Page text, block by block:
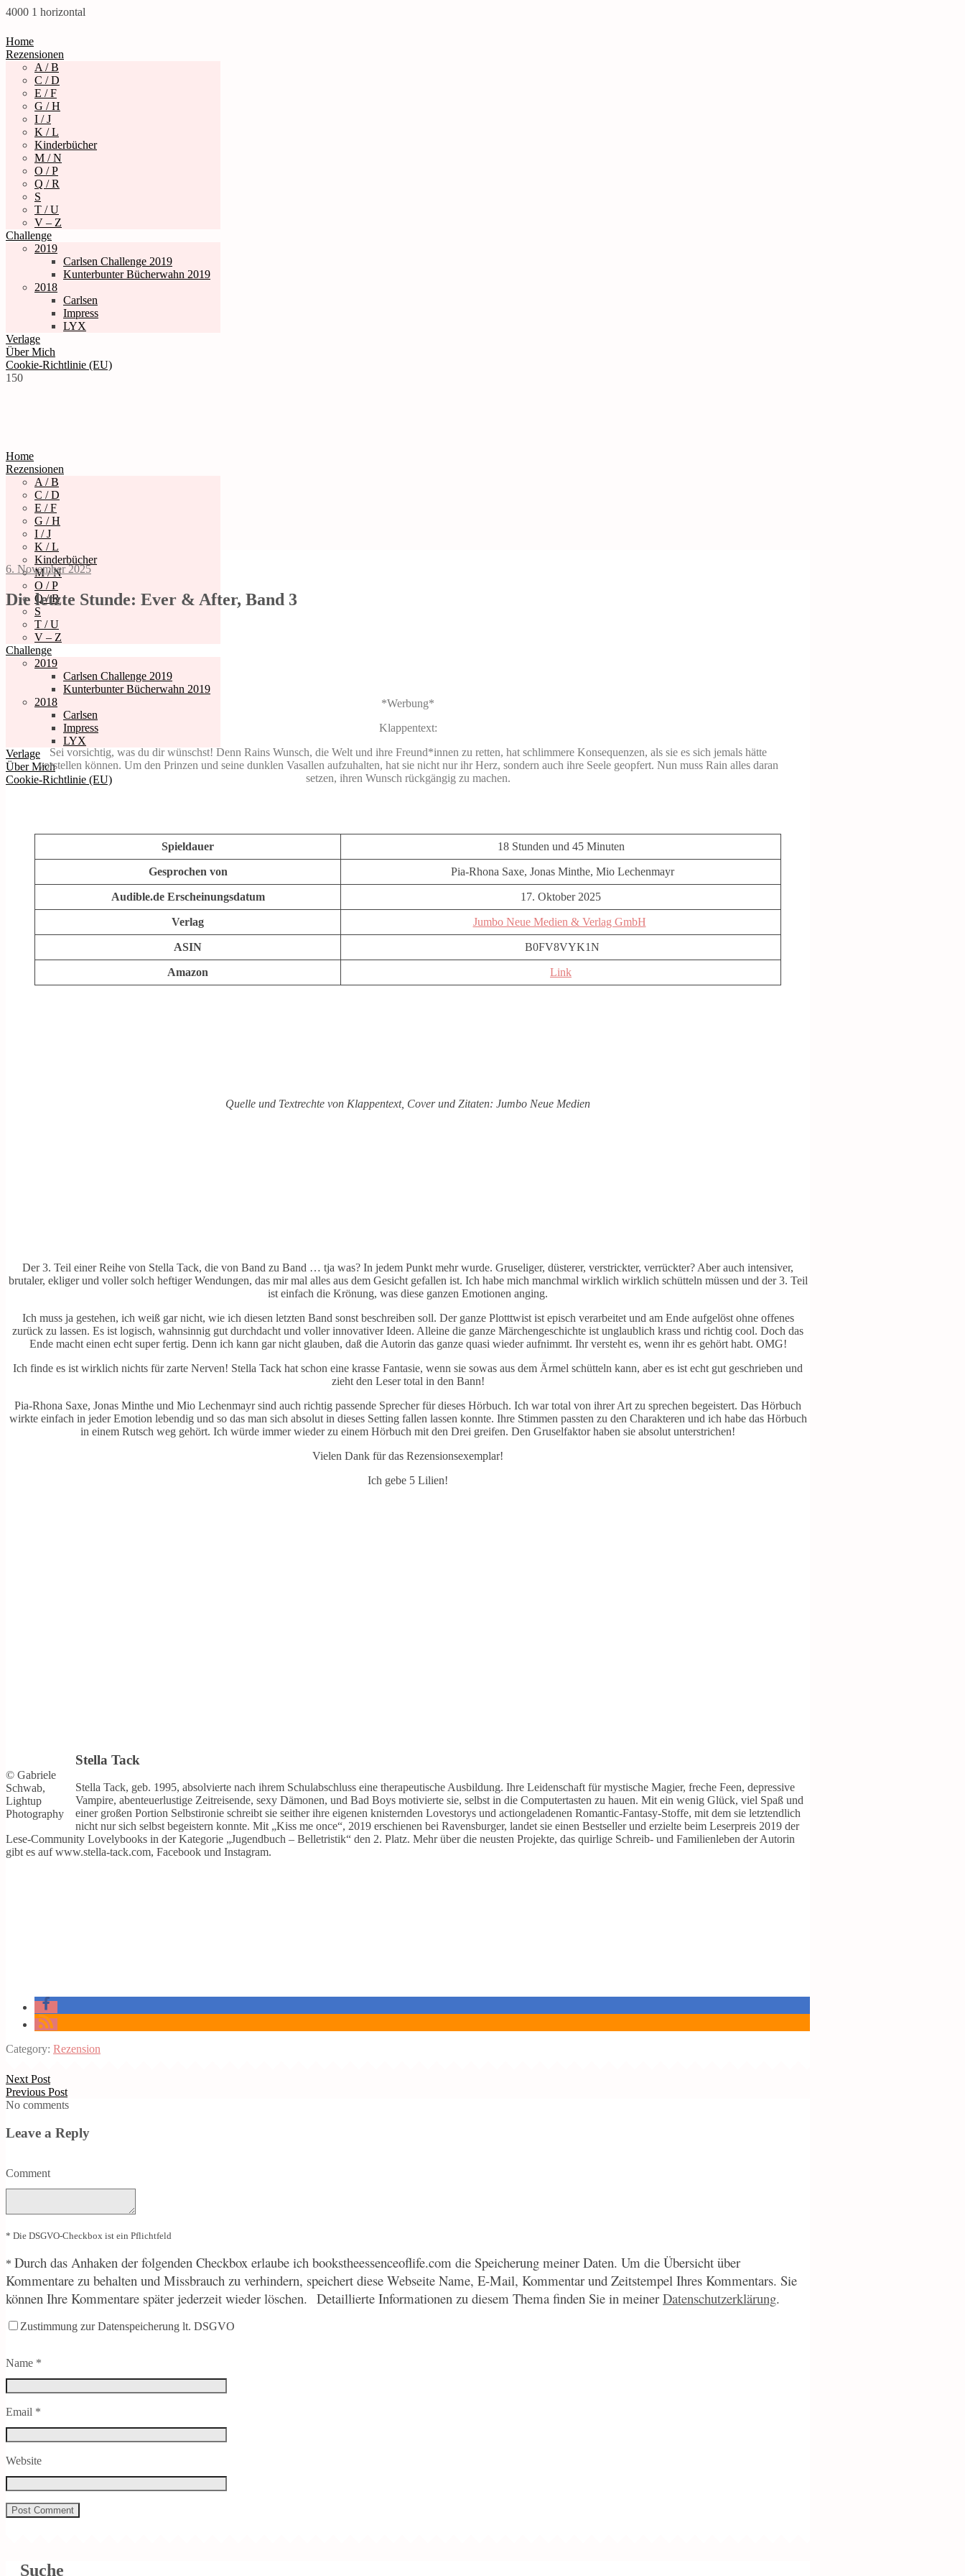
4000 1 horizontal
Home
Rezensionen
A / B
C / D
E / F
G / H
I / J
K / L
Kinderbücher
M / N
O / P
Q / R
S
T / U
V – Z
Challenge
2019
Carlsen Challenge 2019
Kunterbunter Bücherwahn 2019
2018
Carlsen
Impress
LYX
Verlage
Über Mich
Cookie-Richtlinie (EU)
150
Home
Rezensionen
A / B
C / D
E / F
G / H
I / J
K / L
Kinderbücher
M / N
O / P
Q / R
S
T / U
V – Z
Challenge
2019
Carlsen Challenge 2019
Kunterbunter Bücherwahn 2019
2018
Carlsen
Impress
LYX
Verlage
Über Mich
Cookie-Richtlinie (EU)
6. November 2025
Die letzte Stunde: Ever & After, Band 3
*Werbung*
Klappentext:
Sei vorsichtig, was du dir wünschst! Denn Rains Wunsch, die Welt und ihre Freund*innen zu retten, hat schlimmere Konsequenzen, als sie es sich jemals hätte
vorstellen können. Um den Prinzen und seine dunklen Vasallen aufzuhalten, hat sie nicht nur ihr Herz, sondern auch ihre Seele geopfert. Nun muss Rain alles daran
setzen, ihren Wunsch rückgängig zu machen.
Spieldauer 18 Stunden und 45 Minuten
Gesprochen von Pia-Rhona Saxe, Jonas Minthe, Mio Lechenmayr
Audible.de Erscheinungsdatum 17. Oktober 2025
Verlag Jumbo Neue Medien & Verlag GmbH
ASIN B0FV8VYK1N
Amazon Link
Quelle und Textrechte von Klappentext, Cover und Zitaten: Jumbo Neue Medien
Der 3. Teil einer Reihe von Stella Tack, die von Band zu Band … tja was? In jedem Punkt mehr wurde. Gruseliger, düsterer, verstrickter, verrückter? Aber auch intensiver,
brutaler, ekliger und voller solch heftiger Wendungen, das mir mal alles aus dem Gesicht gefallen ist. Ich habe mich manchmal wirklich wirklich schütteln müssen und der 3. Teil
ist einfach die Krönung, was diese ganzen Emotionen anging.
Ich muss ja gestehen, ich weiß gar nicht, wie ich diesen letzten Band sonst beschreiben soll. Der ganze Plotttwist ist episch verarbeitet und am Ende aufgelöst ohne offenes
zurück zu lassen. Es ist logisch, wahnsinnig gut durchdacht und voller innovativer Ideen. Alleine die ganze Märchengeschichte ist unglaublich krass und richtig cool. Doch das
Ende macht einen echt super fertig. Denn ich kann gar nicht glauben, daß die Autorin das ganze quasi wieder aufnimmt. Ihr versteht es, wenn ihr es gehört habt. OMG!
Ich finde es ist wirklich nichts für zarte Nerven! Stella Tack hat schon eine krasse Fantasie, wenn sie sowas aus dem Ärmel schütteln kann, aber es ist echt gut geschrieben und
zieht den Leser total in den Bann!
Pia-Rhona Saxe, Jonas Minthe und Mio Lechenmayr sind auch richtig passende Sprecher für dieses Hörbuch. Ich war total von ihrer Art zu sprechen begeistert. Das Hörbuch
wirkte einfach in jeder Emotion lebendig und so das man sich absolut in dieses Setting fallen lassen konnte. Ihre Stimmen passten zu den Charakteren und ich habe das Hörbuch
in einem Rutsch weg gehört. Ich würde immer wieder zu einem Hörbuch mit den Drei greifen. Den Gruselfaktor haben sie absolut unterstrichen!
Vielen Dank für das Rezensionsexemplar!
Ich gebe 5 Lilien!
© Gabriele
Schwab,
Lightup
Photography
Stella Tack
Stella Tack, geb. 1995, absolvierte nach ihrem Schulabschluss eine therapeutische Ausbildung. Ihre Leidenschaft für mystische Magier, freche Feen, depressive
Vampire, abenteuerlustige Zeitreisende, sexy Dämonen, und Bad Boys motivierte sie, selbst in die Computertasten zu hauen. Mit ein wenig Glück, viel Spaß und
einer großen Portion Selbstironie schreibt sie seither ihre eigenen knisternden Lovestorys und actiongeladenen Romantic-Fantasy-Stoffe, mit dem sie letztendlich
nicht nur sich selbst begeistern konnte. Mit „Kiss me once“, 2019 erschienen bei Ravensburger, landet sie einen Bestseller und erzielte beim Leserpreis 2019 der
Lese-Community Lovelybooks in der Kategorie „Jugendbuch – Belletristik“ den 2. Platz. Mehr über die neusten Projekte, das quirlige Schreib- und Familienleben der Autorin
gibt es auf www.stella-tack.com, Facebook und Instagram.
Category: Rezension
Next Post
Previous Post
No comments
Leave a Reply
Comment
* Die DSGVO-Checkbox ist ein Pflichtfeld
* Durch das Anhaken der folgenden Checkbox erlaube ich bookstheessenceoflife.com die Speicherung meiner Daten. Um die Übersicht über
Kommentare zu behalten und Missbrauch zu verhindern, speichert diese Webseite Name, E-Mail, Kommentar und Zeitstempel Ihres Kommentars. Sie
können Ihre Kommentare später jederzeit wieder löschen. Detaillierte Informationen zu diesem Thema finden Sie in meiner Datenschutzerklärung.
Zustimmung zur Datenspeicherung lt. DSGVO
Name *
Email *
Website
Suche